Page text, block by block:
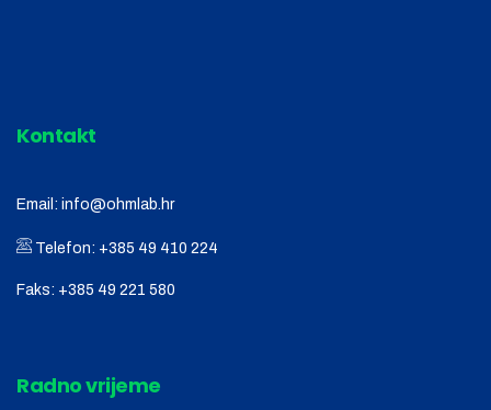
Kontakt
Email: info@ohmlab.hr
Telefon: +385 49 410 224
Faks: +385 49 221 580
Radno vrijeme